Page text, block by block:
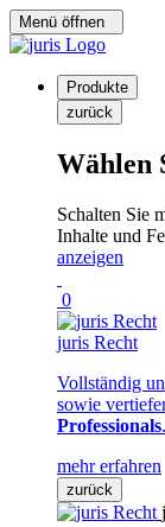
Menü öffnen
Produkte
zurück
Wählen
Schalten Sie
Inhalte und
anzeigen
0
juris Recht
Vollständig
sowie
Professionals.
mehr erfahren
zurück